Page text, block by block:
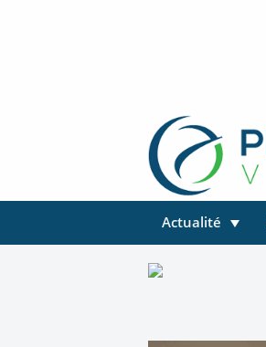
Actualité